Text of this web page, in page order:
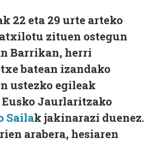
22 eta 29 urte arteko
zituen ostegun
Barrikan, herri
batean izandako
ustezko egileak
Jaurlaritzako
Sailak jakinarazi duenez.
arabera, hesiaren